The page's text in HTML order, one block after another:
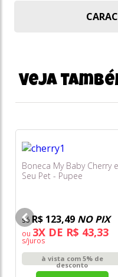
Veja
Boneca My Baby Cherry e
Seu Pet - Pupee
R$ 123,49 NO PIX
ou 3X DE R$ 43,33
s/juros
à vista com 5% de
desconto